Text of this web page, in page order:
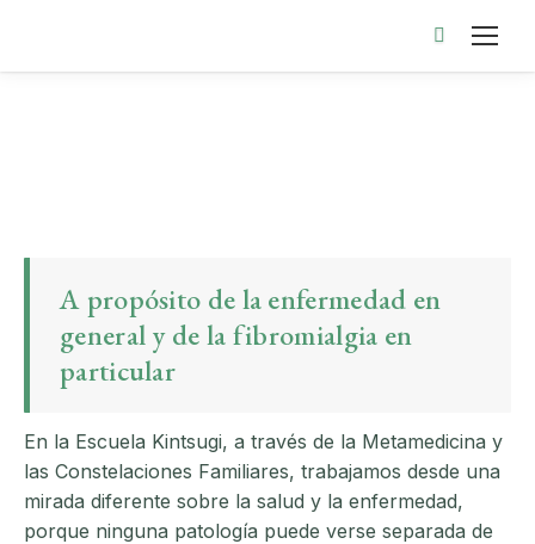
Buscar:
A propósito de la enfermedad en
general y de la fibromialgia en
particular
En la Escuela Kintsugi, a través de la Metamedicina y
las Constelaciones Familiares, trabajamos desde una
mirada diferente sobre la salud y la enfermedad,
porque ninguna patología puede verse separada de